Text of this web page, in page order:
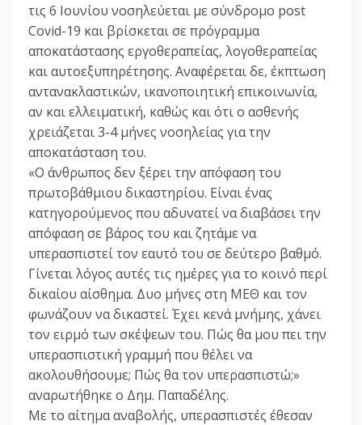
τις 6 Ιουνίου νοσηλεύεται με σύνδρομο post
Covid-19 και βρίσκεται σε πρόγραμμα
αποκατάστασης εργοθεραπείας, λογοθεραπείας
και αυτοεξυπηρέτησης. Αναφέρεται δε, έκπτωση
αντανακλαστικών, ικανοποιητική επικοινωνία,
αν και ελλειματική, καθώς και ότι ο ασθενής
χρειάζεται 3-4 μήνες νοσηλείας για την
αποκατάσταση του.
«Ο άνθρωπος δεν ξέρει την απόφαση του
πρωτοβάθμιου δικαστηρίου. Είναι ένας
κατηγορούμενος που αδυνατεί να διαβάσει την
απόφαση σε βάρος του και ζητάμε να
υπερασπιστεί τον εαυτό του σε δεύτερο βαθμό.
Γίνεται λόγος αυτές τις ημέρες για το κοινό περί
δικαίου αίσθημα. Δυο μήνες στη ΜΕΘ και τον
φωνάζουν να δικαστεί. Έχει κενά μνήμης, χάνει
τον ειρμό των σκέψεων του. Πώς θα μου πει την
υπερασπιστική γραμμή που θέλει να
ακολουθήσουμε; Πώς θα τον υπερασπιστώ;»
αναρωτήθηκε ο Δημ. Παπαδέλης.
Με το αίτημα αναβολής, υπερασπιστές έθεσαν